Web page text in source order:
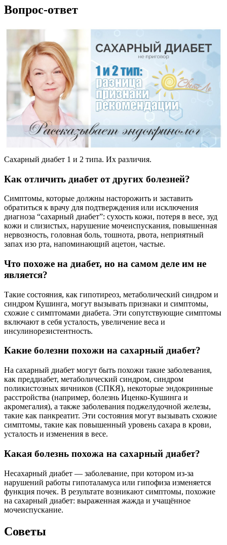
Вопрос-ответ
Сахарный диабет 1 и 2 типа. Их различия.
Как отличить диабет от других болезней?
Симптомы, которые должны насторожить и заставить
обратиться к врачу для подтверждения или исключения
диагноза “сахарный диабет”: сухость кожи, потеря в весе, зуд
кожи и слизистых, нарушение мочеиспускания, повышенная
нервозность, головная боль, тошнота, рвота, неприятный
запах изо рта, напоминающий ацетон, частые.
Что похоже на диабет, но на самом деле им не
является?
Такие состояния, как гипотиреоз, метаболический синдром и
синдром Кушинга, могут вызывать признаки и симптомы,
схожие с симптомами диабета. Эти сопутствующие симптомы
включают в себя усталость, увеличение веса и
инсулинорезистентность.
Какие болезни похожи на сахарный диабет?
На сахарный диабет могут быть похожи такие заболевания,
как преддиабет, метаболический синдром, синдром
поликистозных яичников (СПКЯ), некоторые эндокринные
расстройства (например, болезнь Иценко-Кушинга и
акромегалия), а также заболевания поджелудочной железы,
такие как панкреатит. Эти состояния могут вызывать схожие
симптомы, такие как повышенный уровень сахара в крови,
усталость и изменения в весе.
Какая болезнь похожа на сахарный диабет?
Несахарный диабет — заболевание, при котором из-за
нарушений работы гипоталамуса или гипофиза изменяется
функция почек. В результате возникают симптомы, похожие
на сахарный диабет: выраженная жажда и учащённое
мочеиспускание.
Советы